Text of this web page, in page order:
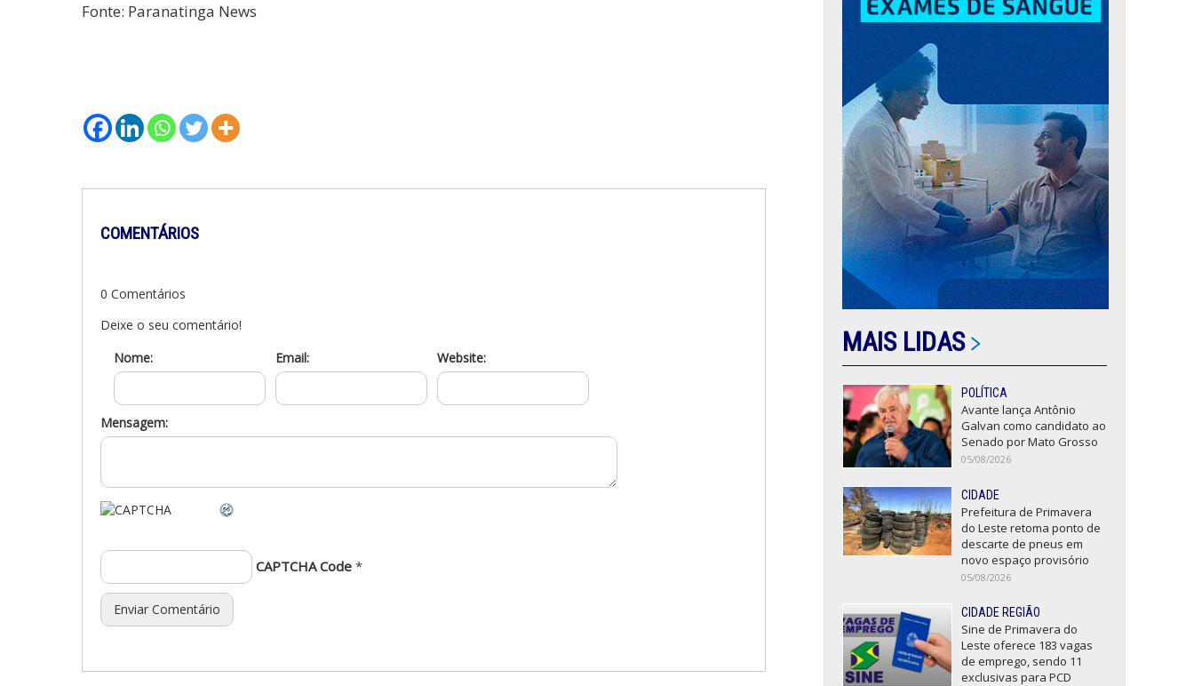
Fonte: Paranatinga News
COMENTÁRIOS
0 Comentários
Deixe o seu comentário!
Nome:
Email: Website:
Mensagem:
CAPTCHA Code *
MAIS LIDAS
POLÍTICA
Avante lança Antônio
Galvan como candidato ao
Senado por Mato Grosso
05/08/2026
CIDADE
Prefeitura de Primavera
do Leste retoma ponto de
descarte de pneus em
novo espaço provisório
05/08/2026
CIDADE REGIÃO
Sine de Primavera do
Leste oferece 183 vagas
de emprego, sendo 11
exclusivas para PCD